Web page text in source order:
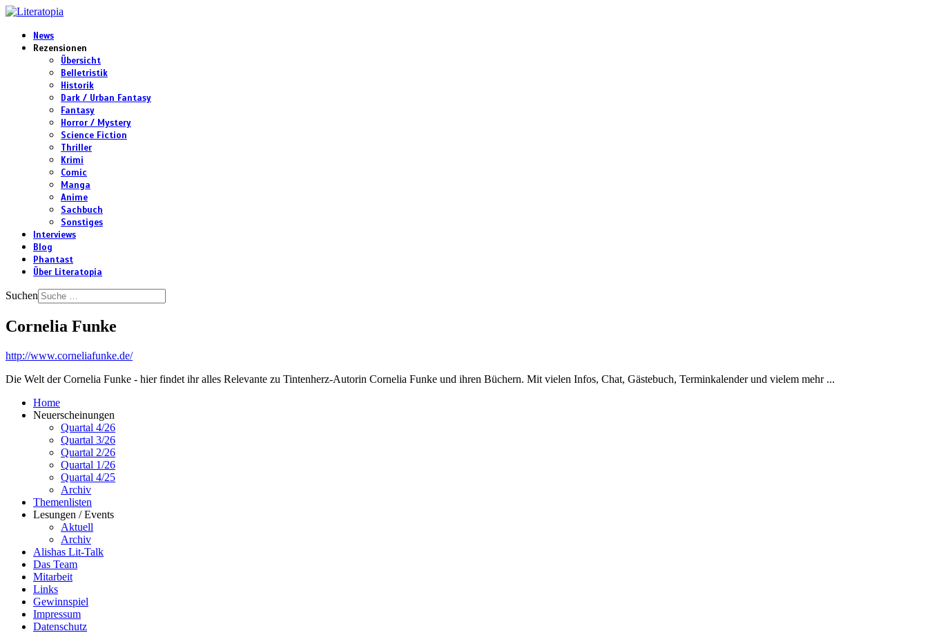
News
Rezensionen
Übersicht
Belletristik
Historik
Dark / Urban Fantasy
Fantasy
Horror / Mystery
Science Fiction
Thriller
Krimi
Comic
Manga
Anime
Sachbuch
Sonstiges
Interviews
Blog
Phantast
Über Literatopia
Suchen
Cornelia Funke
http://www.corneliafunke.de/
Die Welt der Cornelia Funke - hier findet ihr alles Relevante zu Tintenherz-Autorin Cornelia Funke und ihren Büchern. Mit vielen Infos, Chat, Gästebuch, Terminkalender und vielem mehr ...
Home
Neuerscheinungen
Quartal 4/26
Quartal 3/26
Quartal 2/26
Quartal 1/26
Quartal 4/25
Archiv
Themenlisten
Lesungen / Events
Aktuell
Archiv
Alishas Lit-Talk
Das Team
Mitarbeit
Links
Gewinnspiel
Impressum
Datenschutz